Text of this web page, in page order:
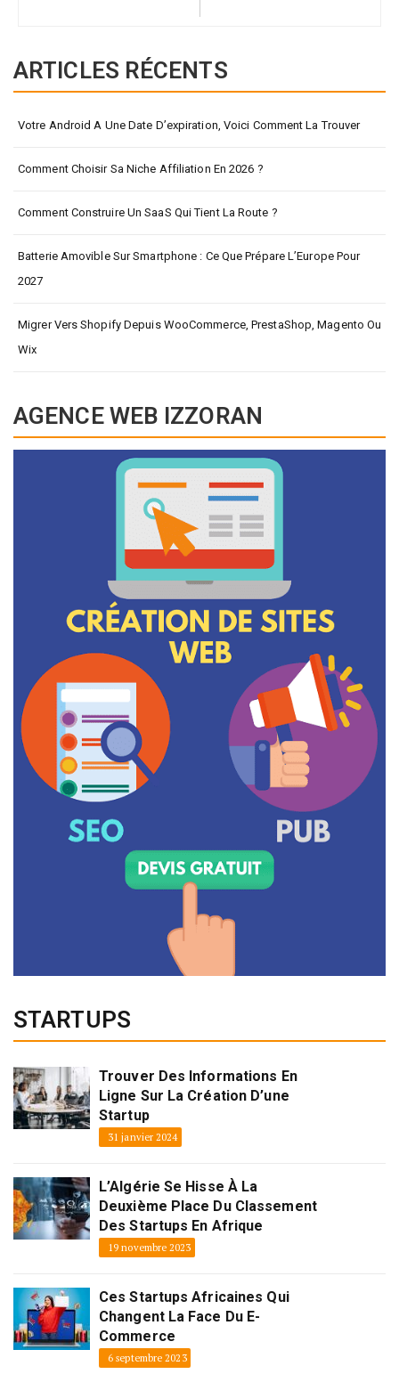
ARTICLES RÉCENTS
Votre Android A Une Date D’expiration, Voici Comment La Trouver
Comment Choisir Sa Niche Affiliation En 2026 ?
Comment Construire Un SaaS Qui Tient La Route ?
Batterie Amovible Sur Smartphone : Ce Que Prépare L’Europe Pour
2027
Migrer Vers Shopify Depuis WooCommerce, PrestaShop, Magento Ou
Wix
AGENCE WEB IZZORAN
STARTUPS
Trouver Des Informations En
Ligne Sur La Création D’une
Startup
31 janvier 2024
L’Algérie Se Hisse À La
Deuxième Place Du Classement
Des Startups En Afrique
19 novembre 2023
Ces Startups Africaines Qui
Changent La Face Du E-
Commerce
6 septembre 2023